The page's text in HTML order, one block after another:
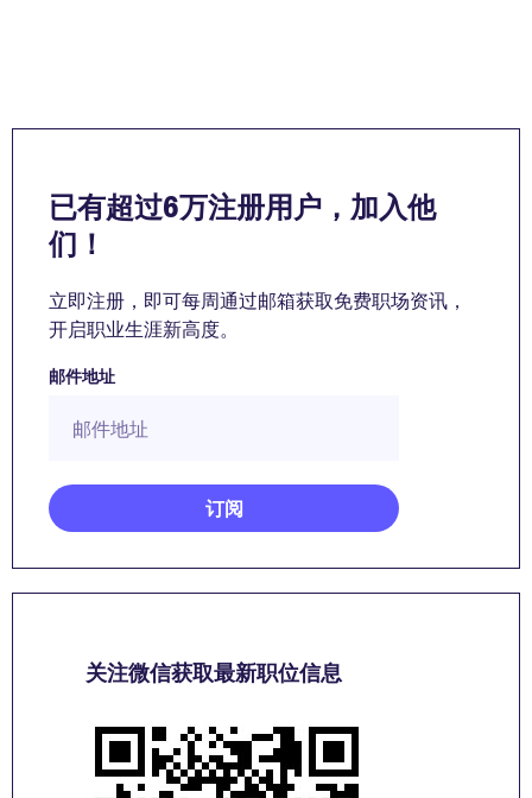
已有超过6万注册用户，加入他
们！
立即注册，即可每周通过邮箱获取免费职场资讯，
开启职业生涯新高度。
邮件地址
关注微信获取最新职位信息